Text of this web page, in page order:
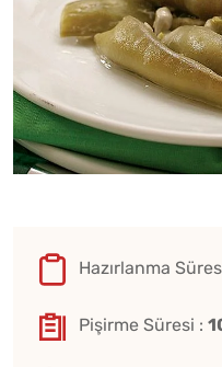
Hazırlanma
Pişirme Süresi :